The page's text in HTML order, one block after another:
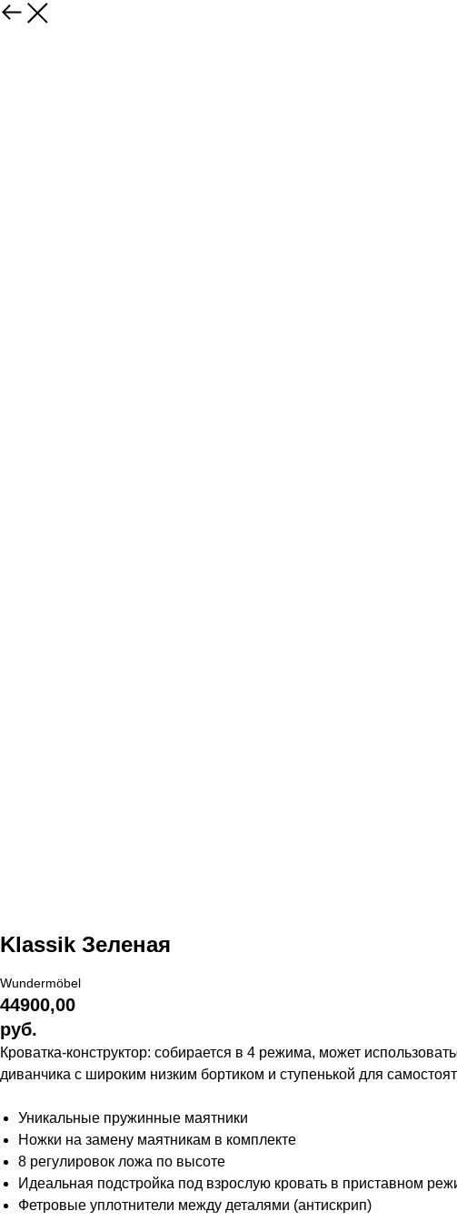
Klassik Зеленая
Wundermöbel
44900,00
руб.
Кроватка-конструктор: собирается в 4 режима, может
диванчика с широким низким бортиком и ступенькой для
Уникальные пружинные маятники
Ножки на замену маятникам в комплекте
8 регулировок ложа по высоте
Идеальная подстройка под взрослую кровать в приставном
Фетровые уплотнители между деталями (антискрип)